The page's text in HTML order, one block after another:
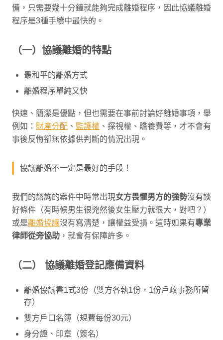
備，只需要幾十分鐘就能夠完成離婚程序，因此協議離婚
程序是3種手續中最快的。
（一）協議離婚的特點
最和平的離婚方式
離婚程序單純又快
快速、簡潔是優點，但也需要在事前討論好離婚事項，舉
例如： 財產分配 、 監護權 、探視權、贍養費等，才不會有
事後反悔卻無依據供判斷的情況出現。
協議離婚不一定是最好的手段！
我們的諮詢的案件中時常出現女方畏懼男方的強勢沒有談
好條件（有時候男生很兇然後女生壓力就很大，對吧？）
或是離婚協議沒有寫清楚，讓權益受損。這時如果有專業
律師從旁協助 ，就會有保障許多。
（二） 協議離婚登記應備資料
離婚協議書1式3份（雙方各執1份，1份戶政事務所留
存）
雙方戶口名簿（規費每份30元）
身分證、印章（簽名）